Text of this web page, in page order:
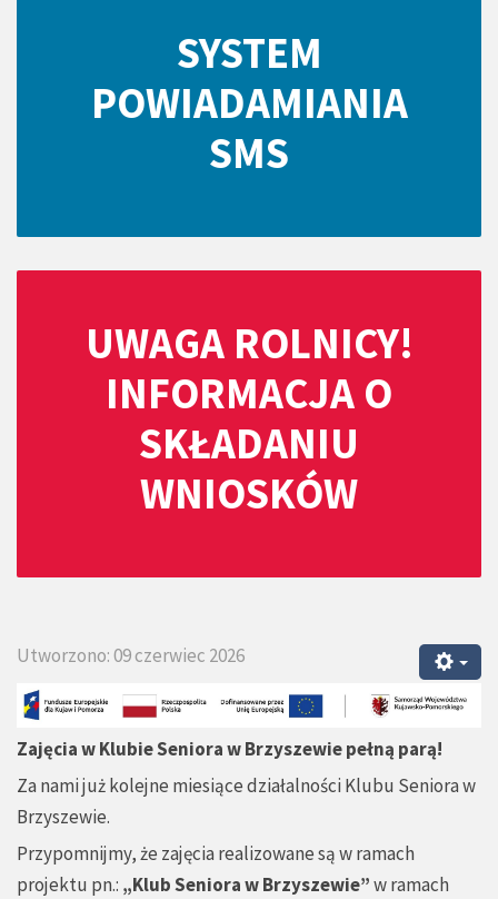
SYSTEM
POWIADAMIANIA
SMS
UWAGA ROLNICY!
INFORMACJA O
SKŁADANIU
WNIOSKÓW
Utworzono: 09 czerwiec 2026
Zajęcia w Klubie Seniora w Brzyszewie pełną parą!
Za nami już kolejne miesiące działalności Klubu Seniora w
Brzyszewie.
Przypomnijmy, że zajęcia realizowane są w ramach
projektu pn.: „Klub Seniora w Brzyszewie”w ramach